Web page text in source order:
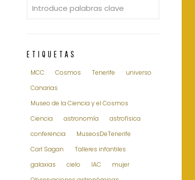
ETIQUETAS
MCC Cosmos Tenerife
universo
Canarias
Museo de la Ciencia y el Cosmos
Ciencia
astronomía
astrofísica
conferencia
MuseosDeTenerife
Carl Sagan
Talleres infantiles
galaxias
cielo IAC
mujer